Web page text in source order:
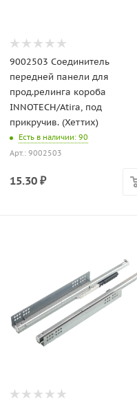
9002503 Соединитель
передней панели для
прод.релинга короба
INNOTECH/Atira, под
прикручив. (Хеттих)
Есть в наличии: 90
Арт.: 9002503
15.30 ₽